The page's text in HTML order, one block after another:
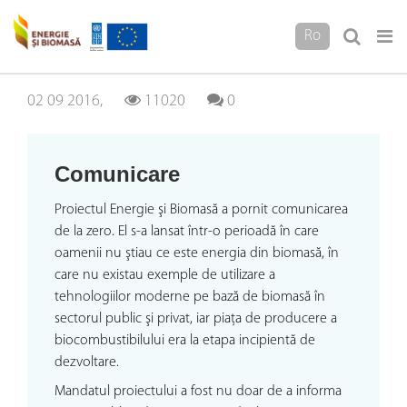
Ro
02 09 2016, 11020 0
Comunicare
Proiectul Energie şi Biomasă a pornit comunicarea
de la zero. El s-a lansat într-o perioadă în care
oamenii nu ştiau ce este energia din biomasă, în
care nu existau exemple de utilizare a
tehnologiilor moderne pe bază de biomasă în
sectorul public şi privat, iar piaţa de producere a
biocombustibilului era la etapa incipientă de
dezvoltare.
Mandatul proiectului a fost nu doar de a informa